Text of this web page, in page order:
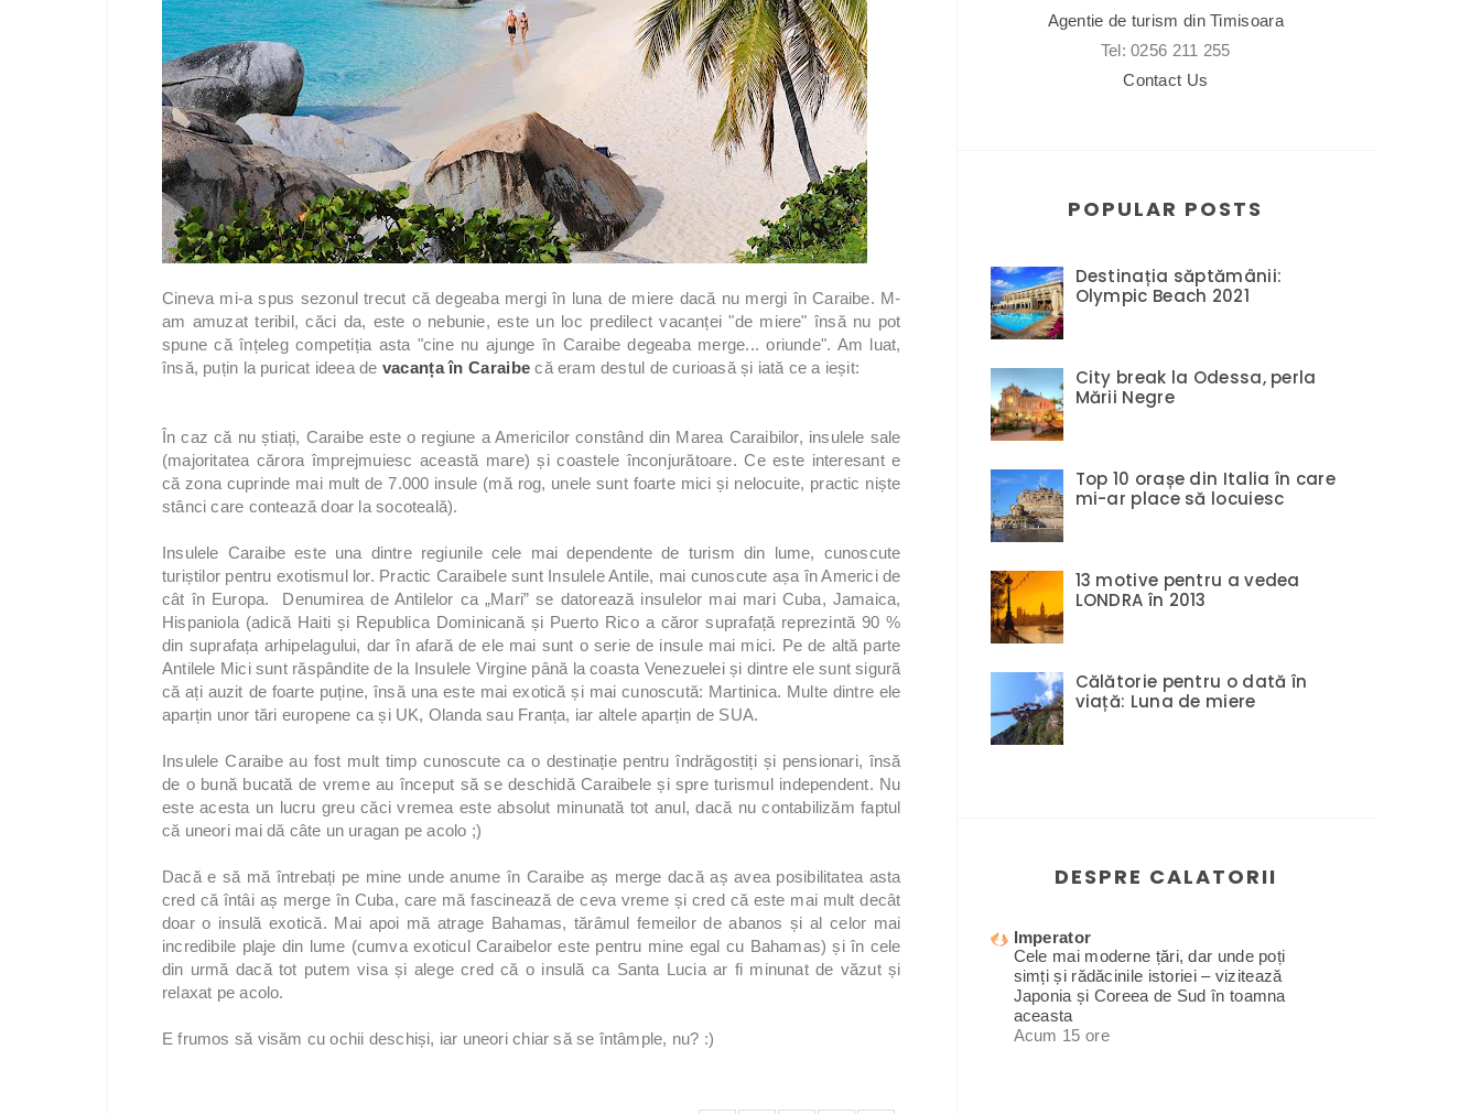
Cineva mi-a spus sezonul trecut că degeaba mergi în luna de miere dacă nu mergi în Caraibe. M-
am amuzat teribil, căci da, este o nebunie, este un loc predilect vacanței "de miere" însă nu pot
spune că înțeleg competiția asta "cine nu ajunge în Caraibe degeaba merge... oriunde". Am luat,
însă, puțin la puricat ideea de vacanța în Caraibe că eram destul de curioasă și iată ce a ieșit:
În caz că nu știați, Caraibe este o regiune a Americilor constând din Marea Caraibilor, insulele sale
(majoritatea cărora împrejmuiesc această mare) și coastele înconjurătoare. Ce este interesant e
că zona cuprinde mai mult de 7.000 insule (mă rog, unele sunt foarte mici și nelocuite, practic niște
stânci care contează doar la socoteală).
Insulele Caraibe este una dintre regiunile cele mai dependente de turism din lume, cunoscute
turiștilor pentru exotismul lor. Practic Caraibele sunt Insulele Antile, mai cunoscute așa în Americi de
cât în Europa. Denumirea de Antilelor ca „Mari” se datorează insulelor mai mari Cuba, Jamaica,
Hispaniola (adică Haiti și Republica Dominicană și Puerto Rico a căror suprafață reprezintă 90 %
din suprafața arhipelagului, dar în afară de ele mai sunt o serie de insule mai mici. Pe de altă parte
Antilele Mici sunt răspândite de la Insulele Virgine până la coasta Venezuelei și dintre ele sunt sigură
că ați auzit de foarte puține, însă una este mai exotică și mai cunoscută: Martinica. Multe dintre ele
aparțin unor tări europene ca și UK, Olanda sau Franța, iar altele aparțin de SUA.
Insulele Caraibe au fost mult timp cunoscute ca o destinație pentru îndrăgostiți și pensionari, însă
de o bună bucată de vreme au început să se deschidă Caraibele și spre turismul independent. Nu
este acesta un lucru greu căci vremea este absolut minunată tot anul, dacă nu contabilizăm faptul
că uneori mai dă câte un uragan pe acolo ;)
Dacă e să mă întrebați pe mine unde anume în Caraibe aș merge dacă aș avea posibilitatea asta
cred că întâi aș merge în Cuba, care mă fascinează de ceva vreme și cred că este mai mult decât
doar o insulă exotică. Mai apoi mă atrage Bahamas, tărâmul femeilor de abanos și al celor mai
incredibile plaje din lume (cumva exoticul Caraibelor este pentru mine egal cu Bahamas) și în cele
din urmă dacă tot putem visa și alege cred că o insulă ca Santa Lucia ar fi minunat de văzut și
relaxat pe acolo.
E frumos să visăm cu ochii deschiși, iar uneori chiar să se întâmple, nu? :)
Agentie de turism din Timisoara
Tel: 0256 211 255
Contact Us
POPULAR POSTS
Destinația săptămânii:
Olympic Beach 2021
City break la Odessa, perla
Mării Negre
Top 10 orașe din Italia în care
mi-ar place să locuiesc
13 motive pentru a vedea
LONDRA în 2013
Călătorie pentru o dată în
viață: Luna de miere
DESPRE CALATORII
Imperator
Cele mai moderne țări, dar unde poți
simți și rădăcinile istoriei – vizitează
Japonia și Coreea de Sud în toamna
aceasta
Acum 15 ore